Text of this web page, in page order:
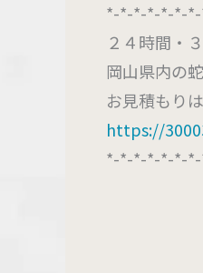
*-*-*-*-*-*-
２４時間・
岡山県内の
お見積もり
https://
*-*-*-*-*-*-